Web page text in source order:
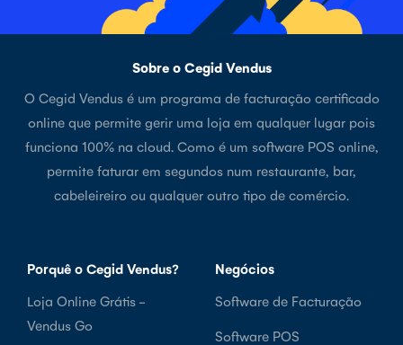
Sobre o Cegid Vendus
O Cegid Vendus é um programa de facturação certificado
online que permite gerir uma loja em qualquer lugar pois
funciona 100% na cloud. Como é um software POS online,
permite faturar em segundos num restaurante, bar,
cabeleireiro ou qualquer outro tipo de comércio.
Porquê o Cegid Vendus?
Loja Online Grátis -
Vendus Go
Negócios
Software de Facturação
Software POS